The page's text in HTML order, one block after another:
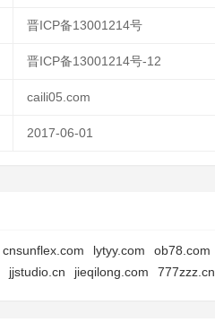
晋ICP备13001214号
晋ICP备13001214号-12
caili05.com
2017-06-01
cnsunflex.com lytyy.com ob78.com
jjstudio.cn jieqilong.com 777zzz.cn